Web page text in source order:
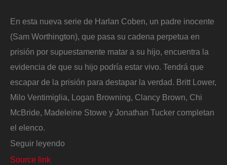
En esta nueva serie de Harlan Coben, un padre inocente
(Sam Worthington), que pasa su cadena perpetua en
prisión por supuestamente matar a su hijo, encuentra la
evidencia de que su hijo podría estar vivo. Tendrá que
escapar de la prisión para destapar la verdad. Britt Lower,
Milo Ventimiglia, Logan Browning, Clancy Brown, Chi
McBride, Madeleine Stowe y Jonathan Tucker completan
el elenco.
Seguir leyendo
Source link